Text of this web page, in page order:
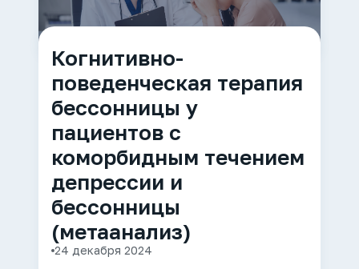
Когнитивно-
поведенческая терапия
бессонницы у
пациентов с
коморбидным течением
депрессии и
бессонницы
(метаанализ)
24 декабря 2024